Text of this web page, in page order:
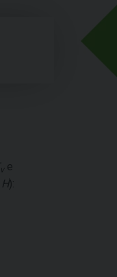
v e
H):